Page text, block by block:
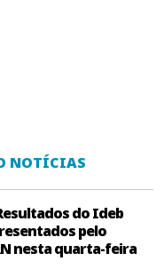
NOTÍCIAS
do Ideb
pelo
nesta quarta-feira